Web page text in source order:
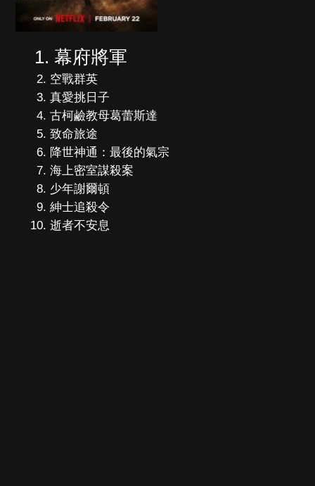
幕府將軍
空戰群英
真愛挑日子
古柯鹼教母葛蕾斯達
致命旅途
降世神通：最後的氣宗
海上密室謀殺案
少年謝爾頓
紳士追殺令
逝者不安息